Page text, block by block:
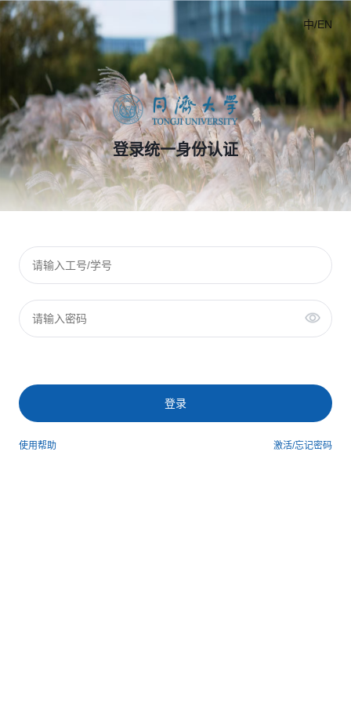
登录统一身份认证
中/EN
登录
使用帮助 激活/忘记密码